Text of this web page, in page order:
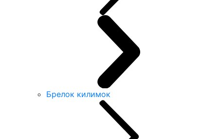
Брелок килимок